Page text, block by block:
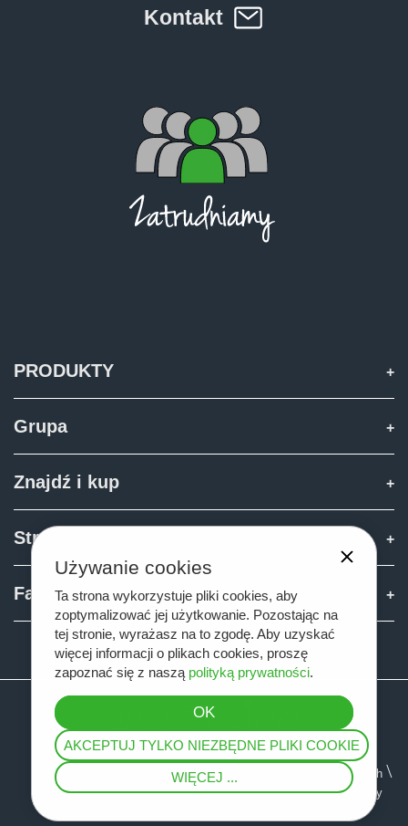
Używanie cookies
Ta strona wykorzystuje pliki cookies, aby
zoptymalizować jej użytkowanie. Pozostając na
tej stronie, wyrażasz na to zgodę. Aby uzyskać
więcej informacji o plikach cookies, proszę
zapoznać się z naszą polityką prywatności.
AKCEPTUJ TYLKO NIEZBĘDNE PLIKI COOKIE
WIĘCEJ ...
Türk
رسید ن
Kontakt
PRODUKTY
Grupa
Znajdź i kup
Strefa Joskin
Fan shop
Teamviewer
Informacja prawna
Ochrona danych
Ogólne warunki sprzedaży